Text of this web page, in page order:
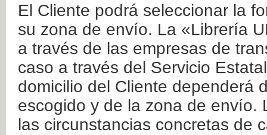
El Cliente podrá seleccionar la
su zona de envío. La «Librería
a través de las empresas de
caso a través del Servicio
domicilio del Cliente dependerá
escogido y de la zona de envío.
las circunstancias concretas de